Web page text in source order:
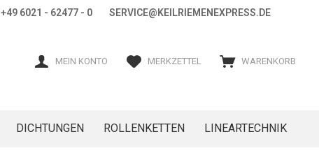
+49 6021 - 62477 - 0 SERVICE@KEILRIEMENEXPRESS.DE
WARENKORB
MERKZETTEL
MEIN KONTO
DICHTUNGEN ROLLENKETTEN LINEARTECHNIK